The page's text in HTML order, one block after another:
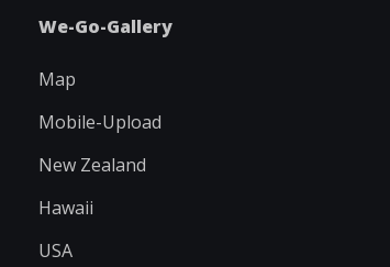
We-Go-Gallery
Map
Mobile-Upload
New Zealand
Hawaii
USA